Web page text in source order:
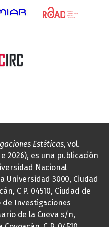
Estéticas, vol.
2026), es una publicación
Nacional
Universidad 3000, Ciudad
C.P. 04510, Ciudad de
de Investigaciones
de la Cueva s/n,